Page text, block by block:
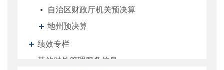
自治区财政厅机关预决算
地州预决算
绩效专栏
其他对外管理服务信息